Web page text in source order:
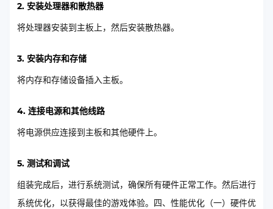
2. 安装处理器和散热器
将处理器安装到主板上，然后安装散热器。
3. 安装内存和存储
将内存和存储设备插入主板。
4. 连接电源和其他线路
将电源供应连接到主板和其他硬件上。
5. 测试和调试
组装完成后，进行系统测试，确保所有硬件正常工作。然后进行
系统优化，以获得最佳的游戏体验。四、性能优化（一）硬件优